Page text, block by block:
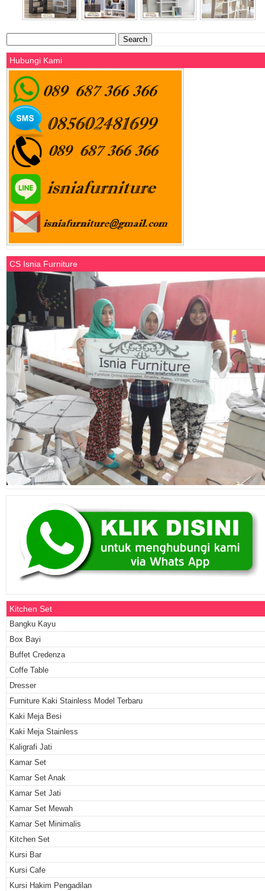
for:
Hubungi Kami
CS Isnia Furniture
Kitchen Set
Bangku Kayu
Box Bayi
Buffet Credenza
Coffe Table
Dresser
Furniture Kaki Stainless Model Terbaru
Kaki Meja Besi
Kaki Meja Stainless
Kaligrafi Jati
Kamar Set
Kamar Set Anak
Kamar Set Jati
Kamar Set Mewah
Kamar Set Minimalis
Kitchen Set
Kursi Bar
Kursi Cafe
Kursi Hakim Pengadilan